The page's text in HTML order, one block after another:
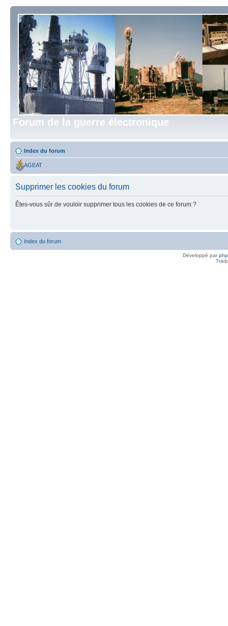
Forum de la guerre électronique
Index du forum
AGEAT
Supprimer les cookies du forum
Êtes-vous sûr de vouloir supprimer tous les cookies de ce forum ?
Index du forum
Développé par